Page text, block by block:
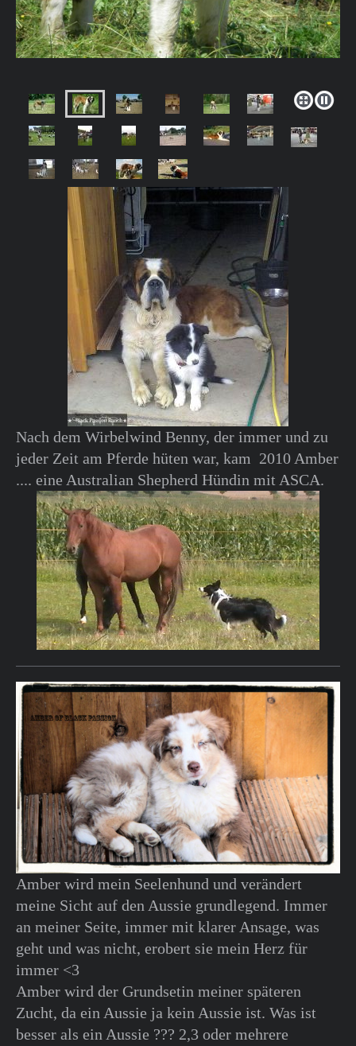
Nach dem Wirbelwind Benny, der immer und zu
jeder Zeit am Pferde hüten war, kam 2010 Amber
.... eine Australian Shepherd Hündin mit ASCA.
Amber wird mein Seelenhund und verändert
meine Sicht auf den Aussie grundlegend. Immer
an meiner Seite, immer mit klarer Ansage, was
geht und was nicht, erobert sie mein Herz für
immer <3
Amber wird der Grundsetin meiner späteren
Zucht, da ein Aussie ja kein Aussie ist. Was ist
besser als ein Aussie ??? 2,3 oder mehrere